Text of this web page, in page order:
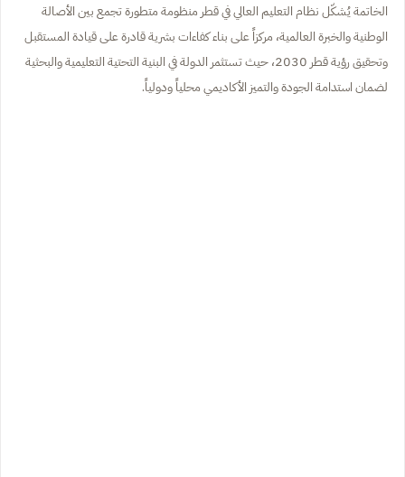
الخاتمة يُشكّل نظام التعليم العالي في قطر منظومة متطورة تجمع بين الأصالة
الوطنية والخبرة العالمية، مركزاً على بناء كفاءات بشرية قادرة على قيادة المستقبل
وتحقيق رؤية قطر 2030، حيث تستثمر الدولة في البنية التحتية التعليمية والبحثية
لضمان استدامة الجودة والتميز الأكاديمي محلياً ودولياً.